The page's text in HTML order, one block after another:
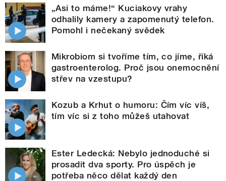
„Asi to máme!“ Kuciakovy vrahy
odhalily kamery a zapomenutý telefon.
Pomohl i nečekaný svědek
Mikrobiom si tvoříme tím, co jíme, říká
gastroenterolog. Proč jsou onemocnění
střev na vzestupu?
Kozub a Krhut o humoru: Čím víc víš,
tím víc si z toho můžeš utahovat
Ester Ledecká: Nebylo jednoduché si
prosadit dva sporty. Pro úspěch je
potřeba něco dělat každý den